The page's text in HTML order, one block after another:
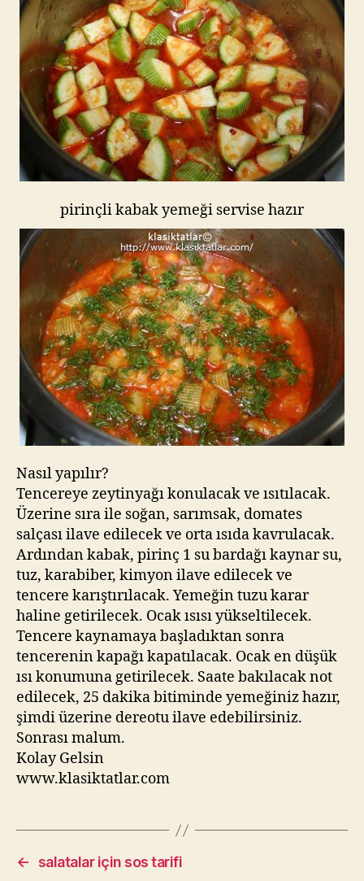
pirinçli kabak yemeği servise hazır
Nasıl yapılır?
Tencereye zeytinyağı konulacak ve ısıtılacak.
Üzerine sıra ile soğan, sarımsak, domates
salçası ilave edilecek ve orta ısıda kavrulacak.
Ardından kabak, pirinç 1 su bardağı kaynar su,
tuz, karabiber, kimyon ilave edilecek ve
tencere karıştırılacak. Yemeğin tuzu karar
haline getirilecek. Ocak ısısı yükseltilecek.
Tencere kaynamaya başladıktan sonra
tencerenin kapağı kapatılacak. Ocak en düşük
ısı konumuna getirilecek. Saate bakılacak not
edilecek, 25 dakika bitiminde yemeğiniz hazır,
şimdi üzerine dereotu ilave edebilirsiniz.
Sonrası malum.
Kolay Gelsin
www.klasiktatlar.com
←
salatalar için sos tarifi